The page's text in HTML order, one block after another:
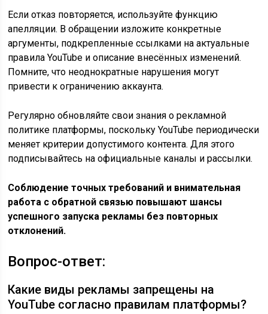
Если отказ повторяется, используйте функцию
апелляции. В обращении изложите конкретные
аргументы, подкрепленные ссылками на актуальные
правила YouTube и описание внесённых изменений.
Помните, что неоднократные нарушения могут
привести к ограничению аккаунта.
Регулярно обновляйте свои знания о рекламной
политике платформы, поскольку YouTube периодически
меняет критерии допустимого контента. Для этого
подписывайтесь на официальные каналы и рассылки.
Соблюдение точных требований и внимательная
работа с обратной связью повышают шансы
успешного запуска рекламы без повторных
отклонений.
Вопрос-ответ:
Какие виды рекламы запрещены на
YouTube согласно правилам платформы?